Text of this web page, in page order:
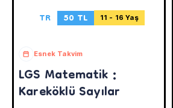
TR 50 TL 11 - 16 Yaş
Esnek Takvim
LGS Matematik :
Kareköklü Sayılar